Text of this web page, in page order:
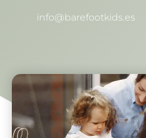
info@barefootkids.es